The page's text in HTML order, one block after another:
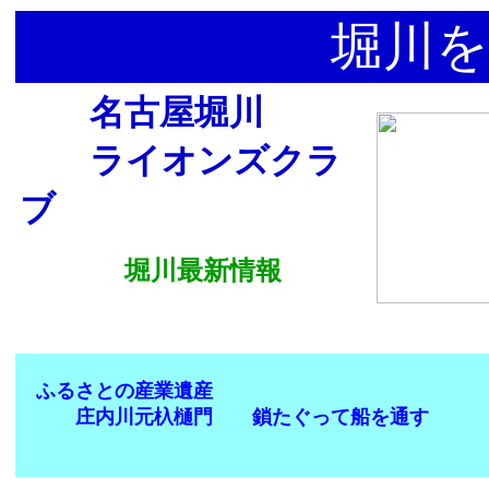
堀川
名古屋堀川
ライオンズクラ
ブ
堀川最新情報
ふるさとの産業遺産
庄内川元杁樋門 鎖たぐって船を通す